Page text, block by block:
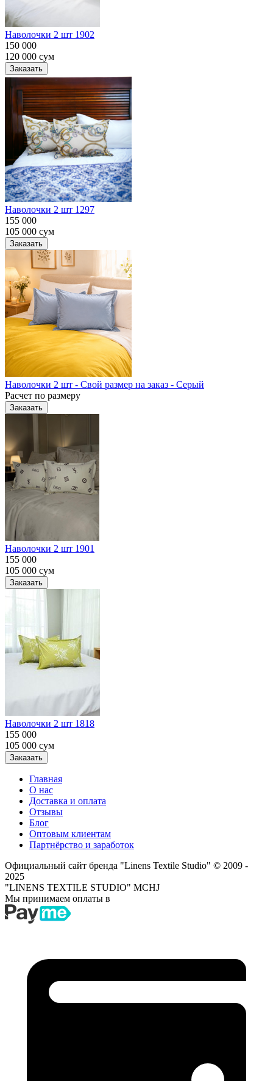
Наволочки 2 шт 1902
150 000
120 000 сум
Заказать
Наволочки 2 шт 1297
155 000
105 000 сум
Заказать
Наволочки 2 шт - Свой размер на заказ - Серый
Расчет по размеру
Заказать
Наволочки 2 шт 1901
155 000
105 000 сум
Заказать
Наволочки 2 шт 1818
155 000
105 000 сум
Заказать
Главная
О нас
Доставка и оплата
Отзывы
Блог
Оптовым клиентам
Партнёрство и заработок
Официальный сайт бренда "Linens Textile Studio" © 2009 -
2025
"LINENS TEXTILE STUDIO" MCHJ
Мы принимаем оплаты в